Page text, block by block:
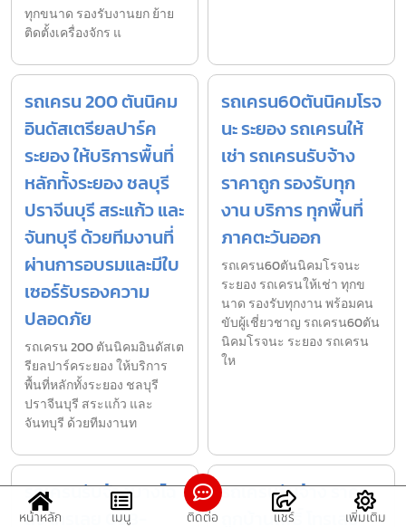
ทุกขนาด รองรับงานยก ย้าย
ติดตั้งเครื่องจักร แ
รถเครน 200 ตันนิคม
อินดัสเตรียลปาร์ค
ระยอง ให้บริการพื้นที่
หลักทั้งระยอง ชลบุรี
ปราจีนบุรี สระแก้ว และ
จันทบุรี ด้วยทีมงานที่
ผ่านการอบรมและมีใบ
เซอร์รับรองความ
ปลอดภัย
รถเครน 200 ตันนิคมอินดัสเต
รียลปาร์คระยอง ให้บริการ
พื้นที่หลักทั้งระยอง ชลบุรี
ปราจีนบุรี สระแก้ว และ
จันทบุรี ด้วยทีมงานท
รถเครน60ตันนิคมโรจ
นะ ระยอง รถเครนให้
เช่า รถเครนรับจ้าง
ราคาถูก รองรับทุก
งาน บริการ ทุกพื้นที่
ภาคตะวันออก
รถเครน60ตันนิคมโรจนะ
ระยอง รถเครนให้เช่า ทุกข
นาด รองรับทุกงาน พร้อมคน
ขับผู้เชี่ยวชาญ รถเครน60ตัน
นิคมโรจนะ ระยอง รถเครน
ให
รถเครนรับจ้างบางโฉ
ลง โทรเลย 098-
รถเครนรับจ้าง ราคา
ถูกบ้านโพธิ์ โทรเลย
หน้าหลัก เมนู ติดต่อ แชร์ เพิ่มเติม